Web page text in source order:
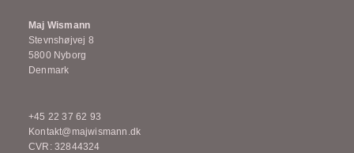
Maj Wismann
Stevnshøjvej 8
5800 Nyborg
Denmark
+45 22 37 62 93
Kontakt@majwismann.dk
CVR: 32844324